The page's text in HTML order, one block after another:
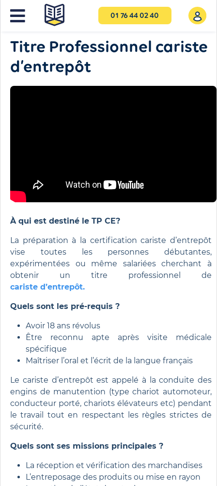
01 76 44 02 40
NOS FORMATIONS
Titre Professionnel cariste
d’entrepôt
À qui est destiné le TP CE?
La préparation à la certification cariste d’entrepôt
vise toutes les personnes débutantes,
expérimentées ou même salariées cherchant à
obtenir un titre professionnel de
cariste d’entrepôt.
Quels sont les pré-requis ?
Avoir 18 ans révolus
Être reconnu apte après visite médicale
spécifique
Maîtriser l’oral et l’écrit de la langue français
Le cariste d’entrepôt est appelé à la conduite des
engins de manutention (type chariot automoteur,
conducteur porté, chariots élévateurs etc) pendant
le travail tout en respectant les règles strictes de
sécurité.
Quels sont ses missions principales ?
La réception et vérification des marchandises
L’entreposage des produits ou mise en rayon